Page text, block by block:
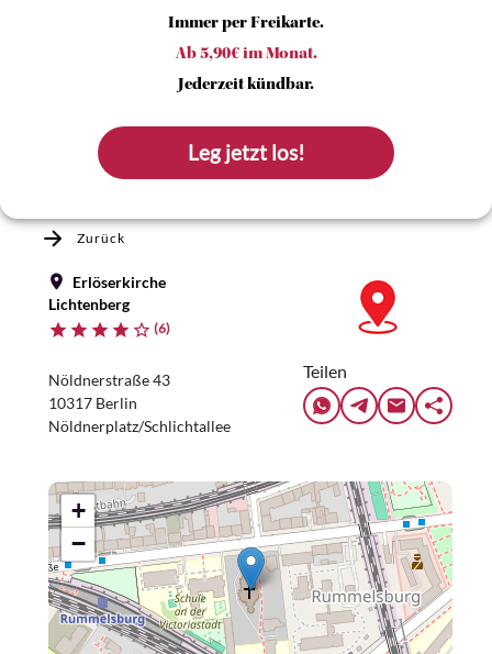
Immer per Freikarte.
Ab 5,90€ im Monat.
Jederzeit kündbar.
Leg jetzt los!
Zurück
Erlöserkirche
Lichtenberg
(6)
Nöldnerstraße 43
10317 Berlin
Nöldnerplatz/Schlichtallee
Teilen
+
−